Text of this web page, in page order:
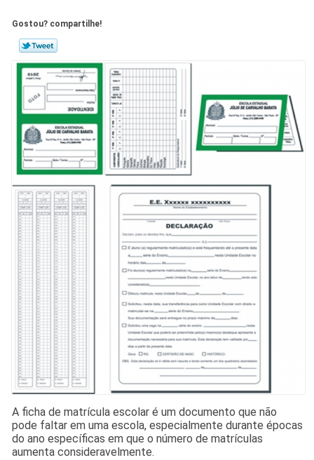
Gostou? compartilhe!
A ficha de matrícula escolar é um documento que não
pode faltar em uma escola, especialmente durante épocas
do ano específicas em que o número de matrículas
aumenta consideravelmente.